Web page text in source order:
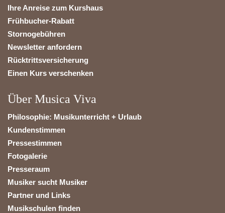
Ihre Anreise zum Kurshaus
Frühbucher-Rabatt
Stornogebühren
Newsletter anfordern
Rücktrittsversicherung
Einen Kurs verschenken
Über Musica Viva
Philosophie: Musikunterricht + Urlaub
Kundenstimmen
Pressestimmen
Fotogalerie
Presseraum
Musiker sucht Musiker
Partner und Links
Musikschulen finden